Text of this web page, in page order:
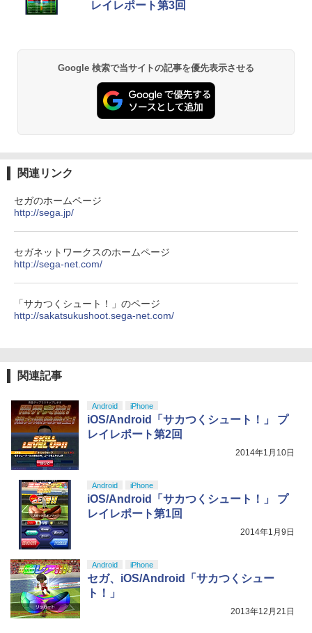
Beast of Reincarnation -PS5 【特典】
プロダクトコード 封入
￥7,286
トローラー ミッドナイト ブラック(CFI-
ZCT2J01)
￥10,737
ルコード 【旧 Xbox ギフトカード】 [オ
ンラインコード]
￥5,000
【純正品】Xbox ワイヤレス コントロー
【純正品】Xbox ワイヤレス コントロー
り来たる！スタジオ描き下ろしイラスト
￥10,780
劇場版「鬼滅の刃」無限城編 第一章 猗
窩座再来 通常版 [Blu-ray]
￥3,964
3
￥3,523
窩座再来 完全生産限定版 [Blu-ray]
第三章 蛇神 (オリジナル特典:オリジナル
巾着＋メーカー特典:【坤と離】二振りの
剣、十翼より来たる！スタジオ描き下ろ
しイラストボード付) [DVD]
レイレポート第3回
Google 検索で当サイトの記事を優先表示させる
関連リンク
セガのホームページ
http://sega.jp/
セガネットワークスのホームページ
http://sega-net.com/
「サカつくシュート！」のページ
http://sakatsukushoot.sega-net.com/
関連記事
Android iPhone
iOS/Android「サカつくシュート！」 プ
レイレポート第2回
2014年1月10日
Android iPhone
iOS/Android「サカつくシュート！」 プ
レイレポート第1回
2014年1月9日
Android iPhone
セガ、iOS/Android「サカつくシュー
ト！」
2013年12月21日